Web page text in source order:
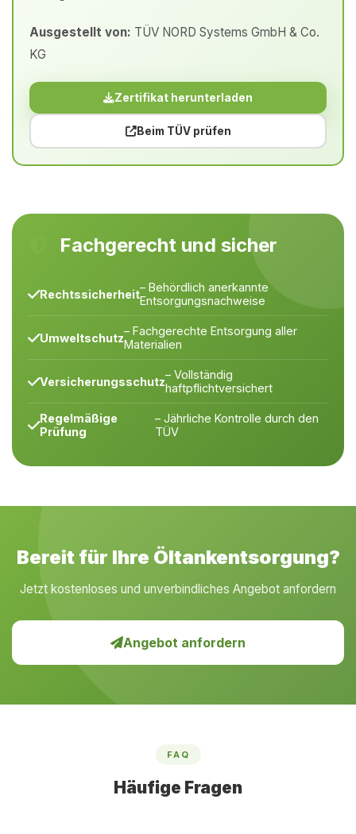
Ausgestellt von: TÜV NORD Systems GmbH & Co.
KG
Zertifikat herunterladen
Beim TÜV prüfen
Fachgerecht und sicher
Rechtssicherheit– Behördlich anerkannte
Entsorgungsnachweise
Umweltschutz– Fachgerechte Entsorgung aller
Materialien
Versicherungsschutz– Vollständig
haftpflichtversichert
Regelmäßige
Prüfung
– Jährliche Kontrolle durch den
TÜV
Bereit für Ihre Öltankentsorgung?
Jetzt kostenloses und unverbindliches Angebot anfordern
Angebot anfordern
FAQ
Häufige Fragen